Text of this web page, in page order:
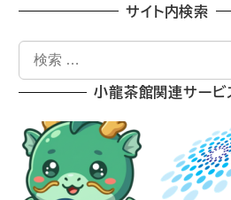
サイト内検索
索
小龍茶館関連サービ